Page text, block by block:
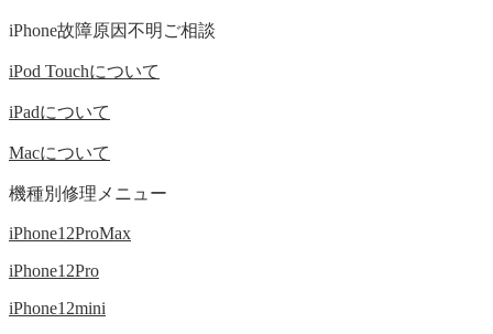
iPhone故障原因不明ご相談
iPod Touchについて
iPadについて
Macについて
機種別修理メニュー
iPhone12ProMax
iPhone12Pro
iPhone12mini